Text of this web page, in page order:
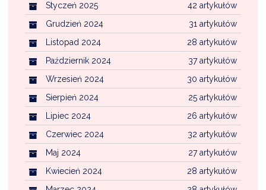
42 artykułów
Styczeń 2025
31 artykułów
Grudzień 2024
28 artykułów
Listopad 2024
37 artykułów
Październik 2024
30 artykułów
Wrzesień 2024
25 artykułów
Sierpień 2024
26 artykułów
Lipiec 2024
32 artykułów
Czerwiec 2024
27 artykułów
Maj 2024
28 artykułów
Kwiecień 2024